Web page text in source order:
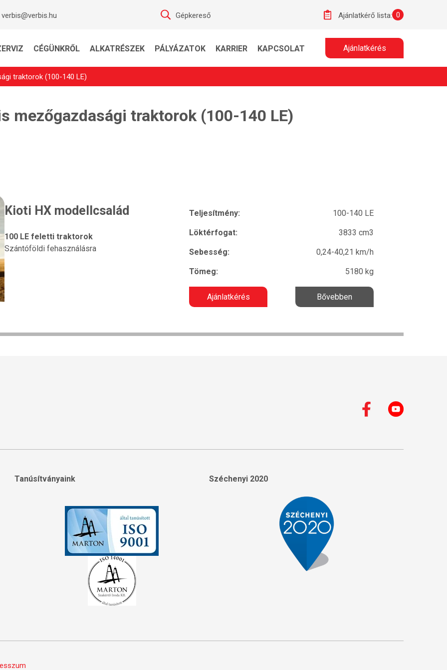
verbis@verbis.hu Gépkereső Ajánlatkérő lista: 0
CÉGÜNKRŐL ALKATRÉSZEK PÁLYÁZATOK KARRIER KAPCSOLAT Ajánlatkérés
traktorok (100-140 LE)
mezőgazdasági traktorok (100-140 LE)
Kioti HX modellcsalád
100 LE feletti traktorok
Szántóföldi fehasználásra
Teljesítmény: 100-140 LE
Löktérfogat: 3833 cm3
Sebesség: 0,24-40,21 km/h
Tömeg: 5180 kg
Ajánlatkérés Bővebben
Tanúsítványaink Széchenyi 2020